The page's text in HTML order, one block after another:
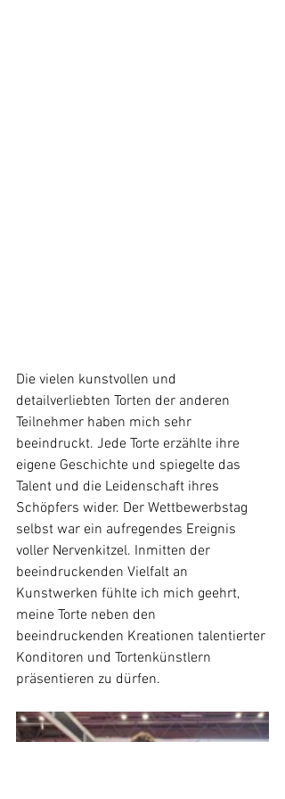
Die vielen kunstvollen und
detailverliebten Torten der anderen
Teilnehmer haben mich sehr
beeindruckt. Jede Torte erzählte ihre
eigene Geschichte und spiegelte das
Talent und die Leidenschaft ihres
Schöpfers wider. Der Wettbewerbstag
selbst war ein aufregendes Ereignis
voller Nervenkitzel. Inmitten der
beeindruckenden Vielfalt an
Kunstwerken fühlte ich mich geehrt,
meine Torte neben den
beeindruckenden Kreationen talentierter
Konditoren und Tortenkünstlern
präsentieren zu dürfen.